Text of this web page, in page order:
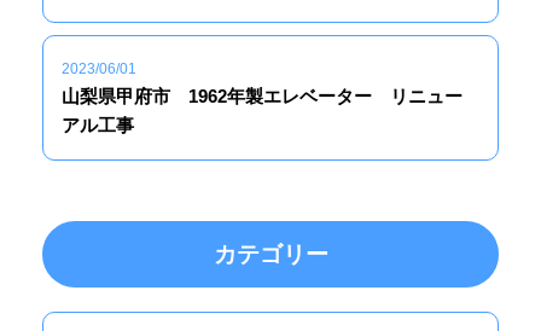
2023/06/01
山梨県甲府市 1962年製エレベーター リニュー
アル工事
カテゴリー